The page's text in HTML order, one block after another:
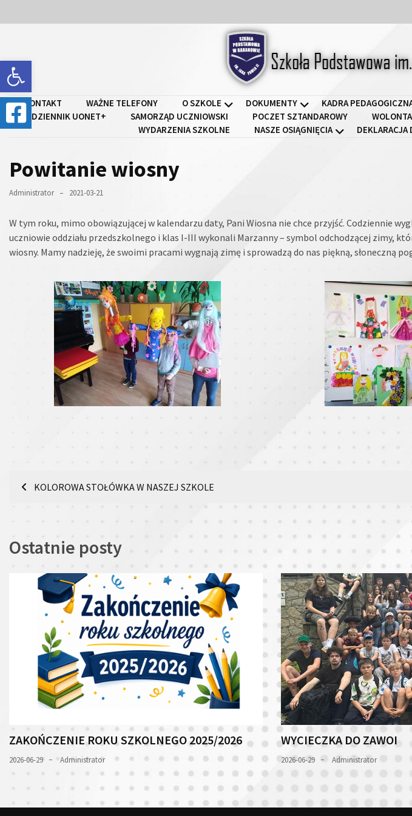
Open toolbar
to
to
Szkoła
KONTAKT WAŻNE TELEFONY O SZKOLE DOKUMENTY KADRA
DZIENNIK UONET+
SAMORZĄD UCZNIOWSKI POCZET SZTANDAROWY
WYDARZENIA SZKOLNE
NASZE OSIĄGNIĘCIA DEKLARACJA
Powitanie wiosny
Administrator 2021-03-21
W tym roku, mimo obowiązującej w kalendarzu daty, Pani Wiosna nie chce przyjść. Codziennie
uczniowie oddziału przedszkolnego i klas I-III wykonali Marzanny – symbol odchodzącej zimy,
wiosny. Mamy nadzieję, że swoimi pracami wygnają zimę i sprowadzą do nas piękną, słoneczną
Nawigacja
KOLOROWA STOŁÓWKA W NASZEJ SZKOLE
Ostatnie posty
ZAKOŃCZENIE ROKU SZKOLNEGO 2025/2026
2026-06-29 Administrator
WYCIECZKA DO ZAWOI
2026-06-29 Administrator